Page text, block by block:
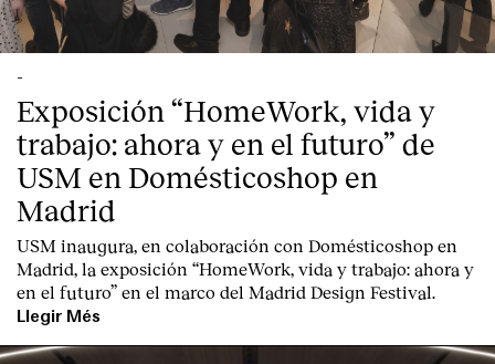
-
Exposición “HomeWork, vida y
trabajo: ahora y en el futuro” de
USM en Domésticoshop en
Madrid
USM inaugura, en colaboración con Domésticoshop en
Madrid, la exposición “HomeWork, vida y trabajo: ahora y
en el futuro” en el marco del Madrid Design Festival.
Llegir Més